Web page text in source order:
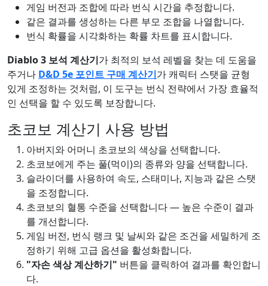
게임 버전과 조합에 따라 번식 시간을 추정합니다.
같은 결과를 생성하는 다른 부모 조합을 나열합니다.
번식 확률을 시각화하는 확률 차트를 표시합니다.
Diablo 3 보석 계산기가 최적의 보석 레벨을 찾는 데 도움을
주거나 D&D 5e 포인트 구매 계산기가 캐릭터 스탯을 균형
있게 조정하는 것처럼, 이 도구는 번식 전략에서 가장 효율적
인 선택을 할 수 있도록 보장합니다.
초코보 계산기 사용 방법
아버지와 어머니 초코보의 색상을 선택합니다.
초코보에게 주는 풀(먹이)의 종류와 양을 선택합니다.
슬라이더를 사용하여 속도, 스태미나, 지능과 같은 스탯
을 조정합니다.
초코보의 혈통 수준을 선택합니다 — 높은 수준이 결과
를 개선합니다.
게임 버전, 번식 랭크 및 날씨와 같은 조건을 세밀하게 조
정하기 위해 고급 옵션을 활성화합니다.
"자손 색상 계산하기" 버튼을 클릭하여 결과를 확인합니
다.